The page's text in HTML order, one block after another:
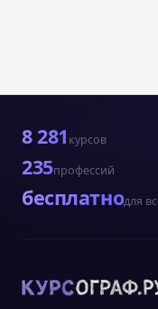
8 281 курсов
235профессий
бесплатнодля